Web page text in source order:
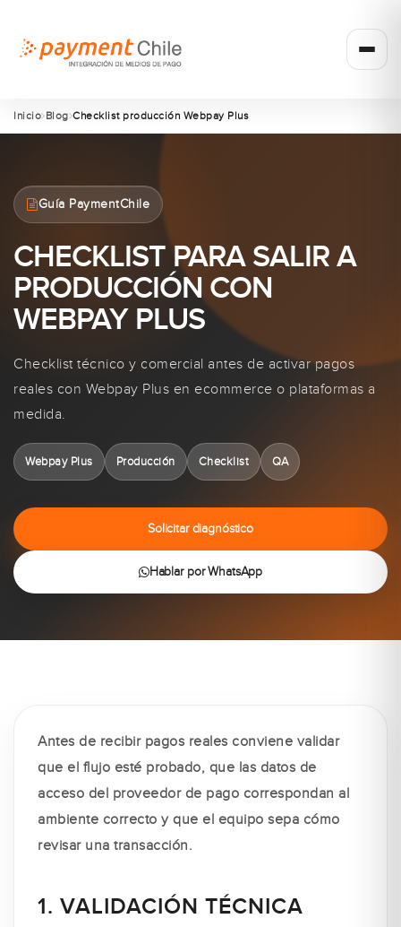
Inicio Blog Checklist producción Webpay Plus
Guía PaymentChile
CHECKLIST PARA SALIR A
PRODUCCIÓN CON
WEBPAY PLUS
Checklist técnico y comercial antes de activar pagos
reales con Webpay Plus en ecommerce o plataformas a
medida.
Webpay Plus Producción Checklist QA
Solicitar diagnóstico
Hablar por WhatsApp
Antes de recibir pagos reales conviene validar
que el flujo esté probado, que las datos de
acceso del proveedor de pago correspondan al
ambiente correcto y que el equipo sepa cómo
revisar una transacción.
1. VALIDACIÓN TÉCNICA